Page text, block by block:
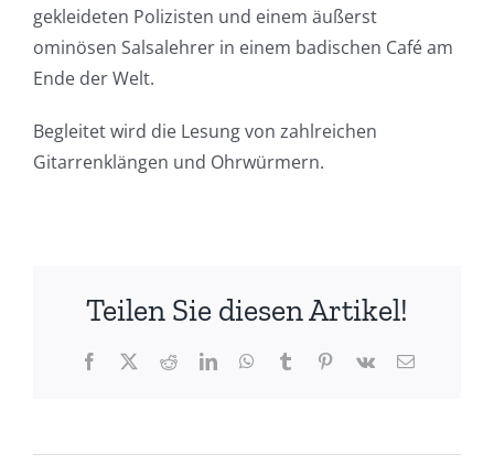
gekleideten Polizisten und einem äußerst
ominösen Salsalehrer in einem badischen Café am
Ende der Welt.
Begleitet wird die Lesung von zahlreichen
Gitarrenklängen und Ohrwürmern.
Teilen Sie diesen Artikel!
Facebook
X RedditLinkedInWhatsApp
TumblrPinterest
Vk
E-